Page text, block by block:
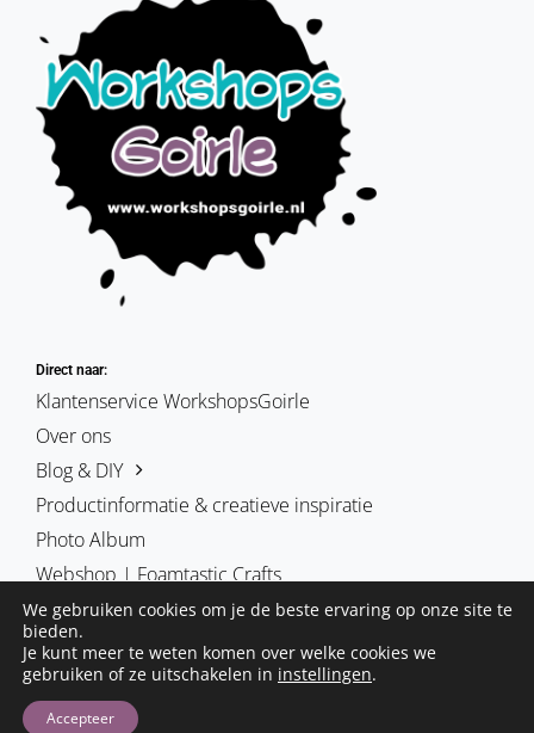
Direct naar:
Klantenservice WorkshopsGoirle
Over ons
Blog & DIY
Productinformatie & creatieve inspiratie
Photo Album
Webshop | Foamtastic Crafts
De blog foamtasticcrafts | schmink & cosplay | workshopsgoirle.
Deze site is is eigendom van Hobby-Art vof
We gebruiken cookies om je de beste ervaring op onze site te
bieden.
Je kunt meer te weten komen over welke cookies we
gebruiken of ze uitschakelen in instellingen.
Accepteer